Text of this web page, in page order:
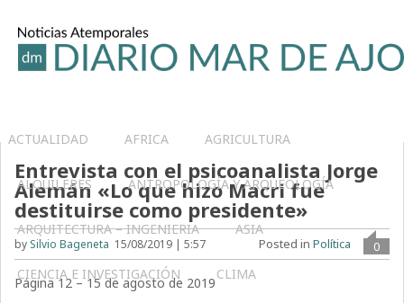
ACTUALIDAD AFRICA AGRICULTURA
ALQUILERES ANTROPOLOGÍA Y ARQUEOLOGÍA
ARQUITECTURA – INGENIERIA ASIA
CIENCIA E INVESTIGACIÓN CLIMA
Entrevista con el psicoanalista Jorge
Alemán «Lo que hizo Macri fue
destituirse como presidente»
by Silvio Bageneta 15/08/2019 | 5:57 0
Posted in Política
Página 12 – 15 de agosto de 2019